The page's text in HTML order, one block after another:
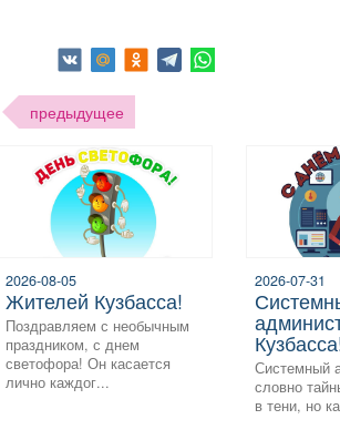
предыдущее
2026-08-05
жителей Кузбасса!
Поздравляем с необычным
праздником, с днем
светофора! Он касается
лично каждог...
2026-07-31
системных
Системный
словно
в тени, но